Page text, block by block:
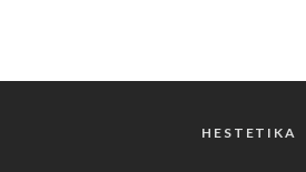
HESTETIKA